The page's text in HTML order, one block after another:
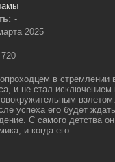
-
2025
в стремлении
и не стал исключением
успеха его будет ждать
С самого детства
и когда его